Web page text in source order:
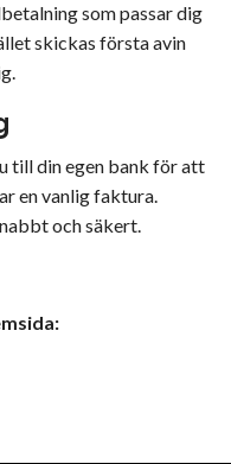
som passar dig
skickas första avin
till din egen bank för att
en vanlig faktura.
och säkert.